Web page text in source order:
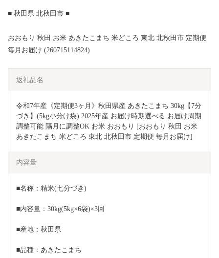
■ 秋田県 北秋田市 ■
おおもり 秋田 お米 あきたこまち 米どころ 東北 北秋田市 定期便
毎月お届け (260715114824)
返礼品名
令和7年産《定期便3ヶ月》秋田県産 あきたこまち 30kg【7分
づき】(5kg小分け袋) 2025年産 お届け時期選べる お届け周期
調整可能 隔月に調整OK お米 おおもり [おおもり 秋田 お米
あきたこまち 米どころ 東北 北秋田市 定期便 毎月お届け]
内容量
■名称：精米(七分づき)
■内容量：30kg(5kg×6袋)×3回
■産地：秋田県
■品種：あきたこまち